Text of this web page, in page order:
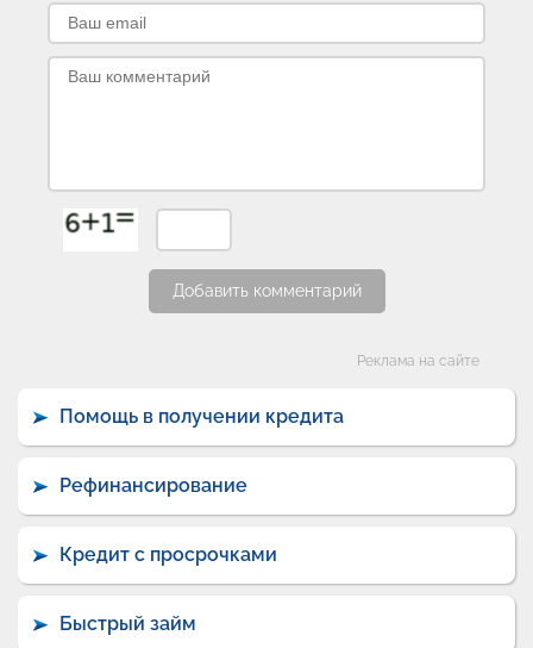
Добавить комментарий
Реклама на сайте
Помощь в получении кредита
Рефинансирование
Кредит с просрочками
Быстрый займ